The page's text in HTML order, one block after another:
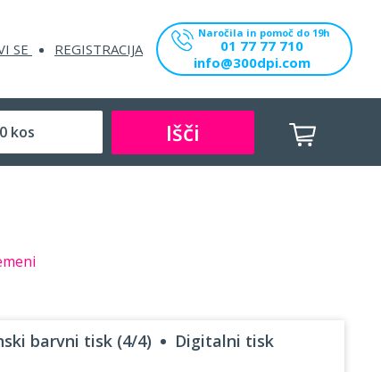
SE REGISTRACIJA
Naročila in pomoč do 19h
01 77 77 710
info@300dpi.com
Išči
barvni tisk (4/4) Digitalni tisk